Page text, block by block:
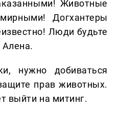
Животные
Догхантеры
Люди будьте
Алена.
нужно добиваться
прав животных.
выйти на митинг.